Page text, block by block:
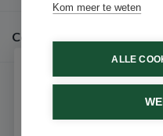
Contact
Kom meer te weten
ALLE
Schrijf je in
Ontvang als eerste de